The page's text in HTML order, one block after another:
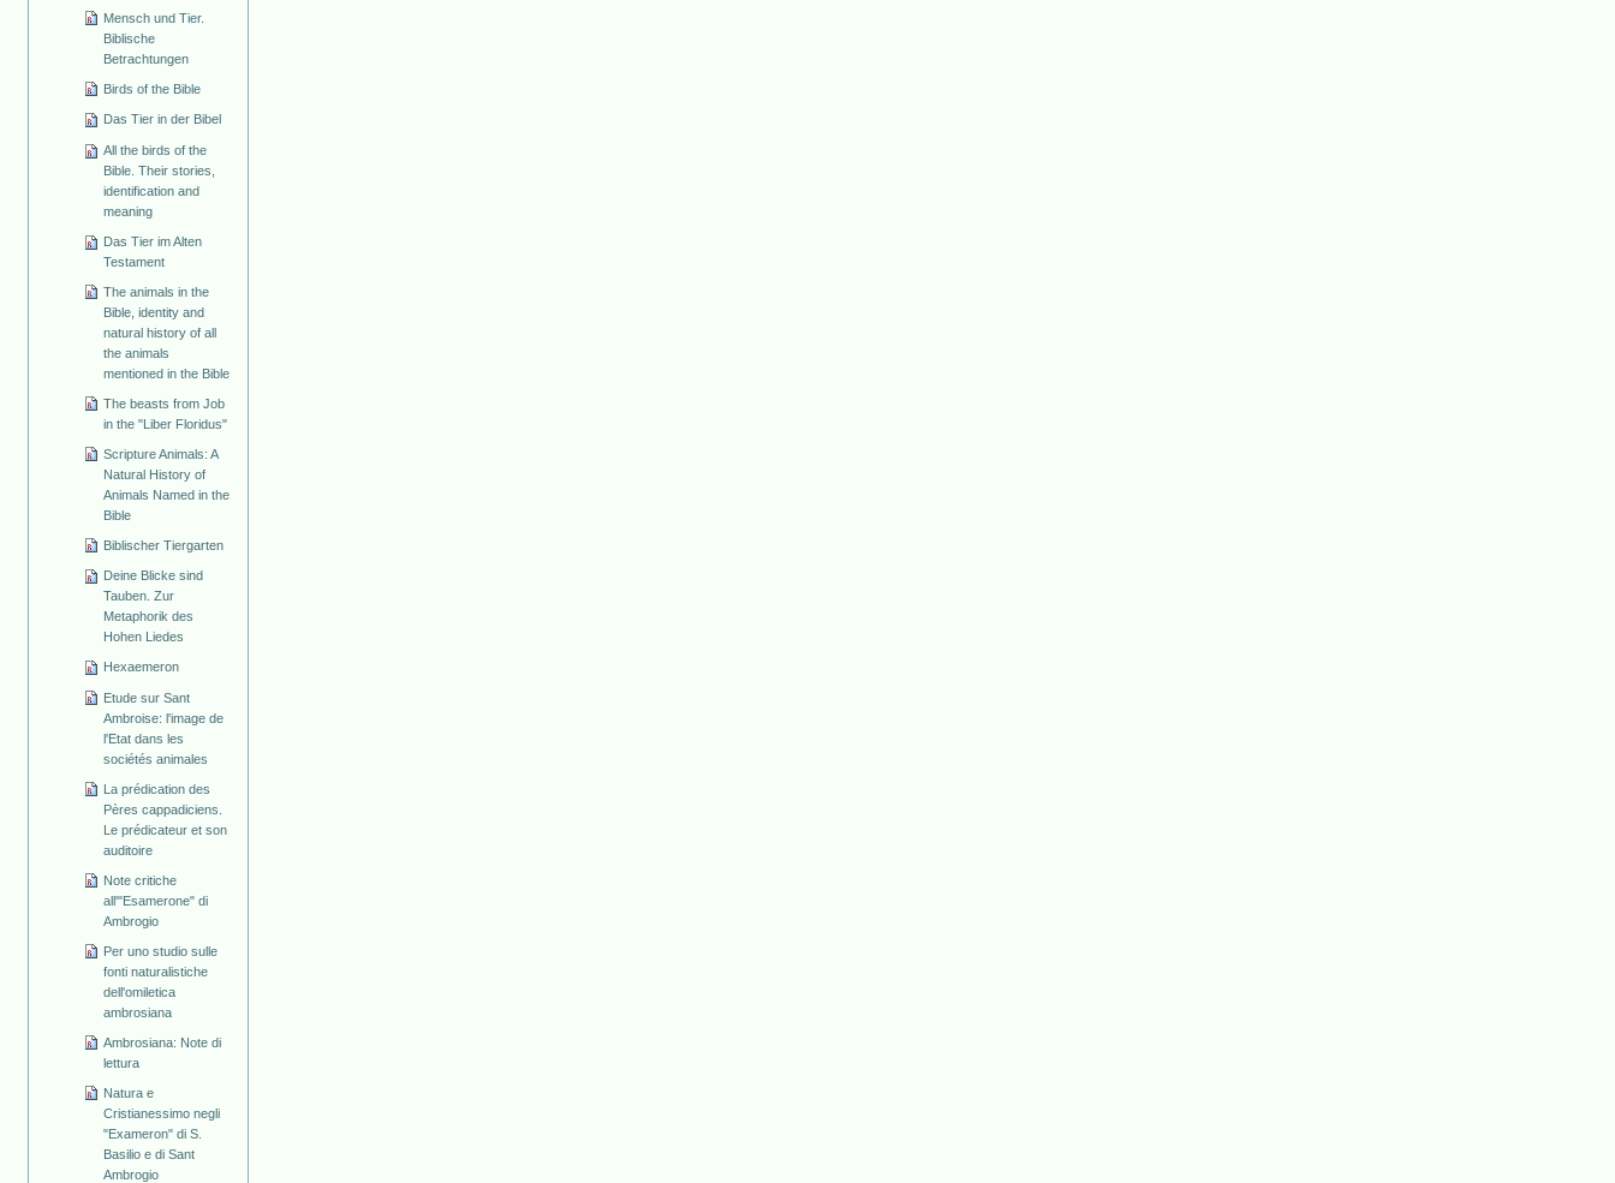
Mensch und Tier.
Biblische
Betrachtungen
Birds of the Bible
Das Tier in der Bibel
All the birds of the
Bible. Their stories,
identification and
meaning
Das Tier im Alten
Testament
The animals in the
Bible, identity and
natural history of all
the animals
mentioned in the Bible
The beasts from Job
in the "Liber Floridus"
Scripture Animals: A
Natural History of
Animals Named in the
Bible
Biblischer Tiergarten
Deine Blicke sind
Tauben. Zur
Metaphorik des
Hohen Liedes
Hexaemeron
Etude sur Sant
Ambroise: l'image de
l'Etat dans les
sociétés animales
La prédication des
Pères cappadiciens.
Le prédicateur et son
auditoire
Note critiche
all'"Esamerone" di
Ambrogio
Per uno studio sulle
fonti naturalistiche
dell'omiletica
ambrosiana
Ambrosiana: Note di
lettura
Natura e
Cristianessimo negli
"Exameron" di S.
Basilio e di Sant
Ambrogio